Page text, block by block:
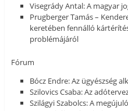
Visegrády Antal: A magyar
Prugberger Tamás –
keretében fennálló
problémájáról
Fórum
Bócz Endre: Az ügyészség
Szilovics Csaba: Az
Szilágyi Szabolcs: A